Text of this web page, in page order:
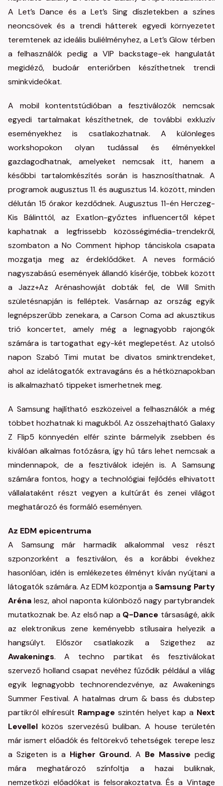
A Let’s Dance és a Let’s Sing díszletekben a színes
neoncsövek és a trendi hátterek egyedi környezetet
teremtenek az ideális buliélményhez, a Let’s Glow térben
a felhasználók pedig a VIP backstage-ek hangulatát
megidéző, budoár enteriőrben készíthetnek trendi
sminkvideókat.
A mobil kontentstúdióban a fesztiválozók nemcsak
egyedi tartalmakat készíthetnek, de további exkluzív
eseményekhez is csatlakozhatnak. A különleges
workshopokon olyan tudással és élményekkel
gazdagodhatnak, amelyeket nemcsak itt, hanem a
későbbi tartalomkészítés során is hasznosíthatnak. A
programok augusztus 11. és augusztus 14. között, minden
délután 15 órakor kezdődnek. Augusztus 11-én Herczeg-
Kis Bálinttól, az Exatlon-győztes influencertől képet
kaphatnak a legfrissebb közösségimédia-trendekről,
szombaton a No Comment hiphop tánciskola csapata
mozgatja meg az érdeklődőket. A neves formáció
nagyszabású események állandó kísérője, többek között
a Jazz+Az Arénashowját dobták fel, de Will Smith
születésnapján is felléptek. Vasárnap az ország egyik
legnépszerűbb zenekara, a Carson Coma ad akusztikus
trió koncertet, amely még a legnagyobb rajongók
számára is tartogathat egy-két meglepetést. Az utolsó
napon Szabó Timi mutat be divatos sminktrendeket,
ahol az idelátogatók extravagáns és a hétköznapokban
is alkalmazható tippeket ismerhetnek meg.
A Samsung hajlítható eszközeivel a felhasználók a még
többet hozhatnak ki magukból. Az összehajtható Galaxy
Z Flip5 könnyedén elfér szinte bármelyik zsebben és
kiválóan alkalmas fotózásra, így hű társ lehet nemcsak a
mindennapok, de a fesztiválok idején is. A Samsung
számára fontos, hogy a technológiai fejlődés elhivatott
vállalataként részt vegyen a kultúrát és zenei világot
meghatározó és formáló eseményen.
Az EDM epicentruma
A Samsung már harmadik alkalommal vesz részt
szponzorként a fesztiválon, és a korábbi évekhez
hasonlóan, idén is emlékezetes élményt kíván nyújtani a
látogatók számára. Az EDM központja a Samsung Party
Aréna lesz, ahol naponta különböző nagy partybrandek
mutatkoznak be. Az első nap a Q-Dance társaságé, akik
az elektronikus zene keményebb stílusaira helyezik a
hangsúlyt. Először csatlakozik a Szigethez az
Awakenings. A techno partikat és fesztiválokat
szervező holland csapat nevéhez fűződik például a világ
egyik legnagyobb technorendezvénye, az Awakenings
Summer Festival. A hatalmas drum & bass és dubstep
partikról elhíresült Rampage szintén helyet kap a Next
Levellelközös szervezésű buliban.A house területén
már ismert előadók és feltörekvő tehetségek terepe lesz
a Szigeten is a Higher Ground.A Be Massive pedig
mára meghatározó színfoltja a hazai buliknak,
nemzetközi előadókat is felsorakoztatva. És a Vintage